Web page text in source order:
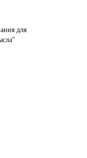
для